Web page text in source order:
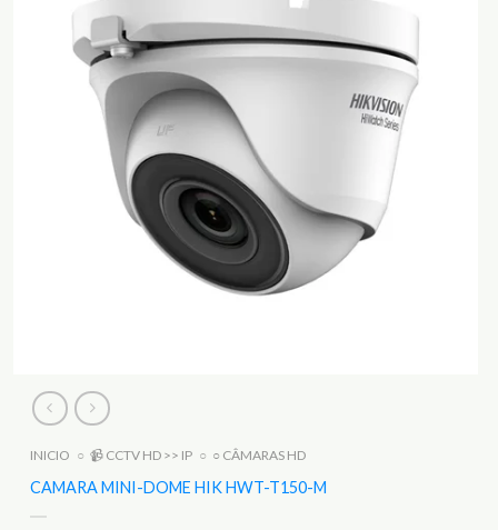
INICIO ○ 📹 CCTV HD >> IP ○ ○ CÂMARAS HD
CAMARA MINI-DOME HIK HWT-T150-M